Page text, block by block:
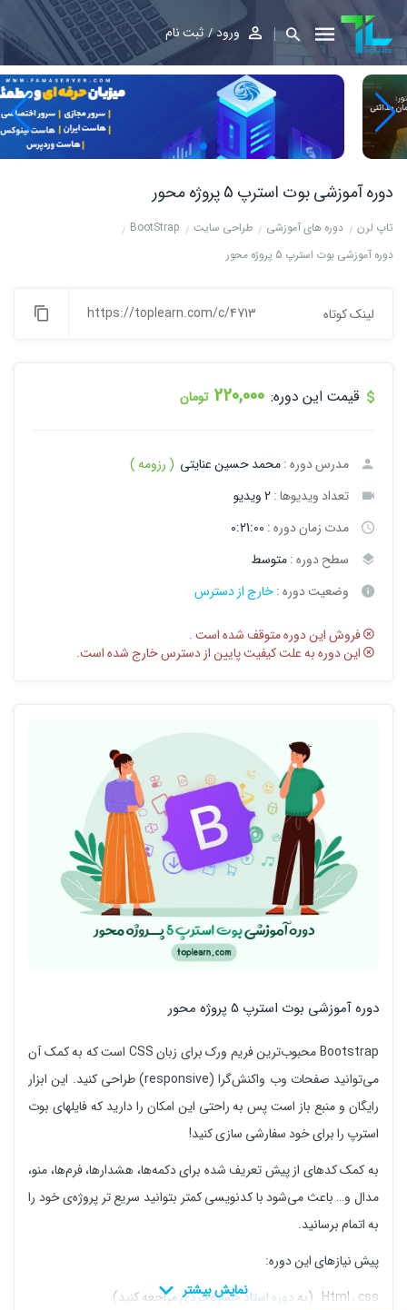
ورود ثبت نام
دوره آموزشی بوت استرپ 5 پروژه محور
تاپ لرن دوره های آموزشی طراحی سایت
BootStrap
دوره آموزشی بوت استرپ 5 پروژه محور
لینک کوتاه https://toplearn.com/c/4713
قیمت این دوره: 220,000 تومان
مدرس دوره :محمد حسین عنایتی ( رزومه )
تعداد ویدیوها :2 ویدیو
مدت زمان دوره : 0:21:00
سطح دوره :متوسط
وضعیت دوره :خارج از دسترس
فروش این دوره متوقف شده است .
این دوره به علت کیفیت پایین از دسترس خارج شده است.
دوره آموزشی بوت استرپ 5 پروژه محور
Bootstrap محبوب‌ترین فریم‌ ورک برای زبان CSS است که به کمک آن
می‌توانید صفحات وب واکنش‌گرا (responsive) طراحی کنید. این ابزار
رایگان و منبع باز است پس به راحتی این امکان را دارید که فایلهای بوت
استرپ را برای خود سفارشی سازی کنید!
به کمک کدهای از پیش تعریف شده برای دکمه‌ها، هشدارها، فرم‌ها، منو،
مدال و… باعث می‌شود با کدنویسی کمتر بتوانید سریع تر پروژه‌ی خود را
به اتمام برسانید.
پیش نیازهای این دوره:
Html , css (به
دوره استاد خسروجردی مراجعه کنید)